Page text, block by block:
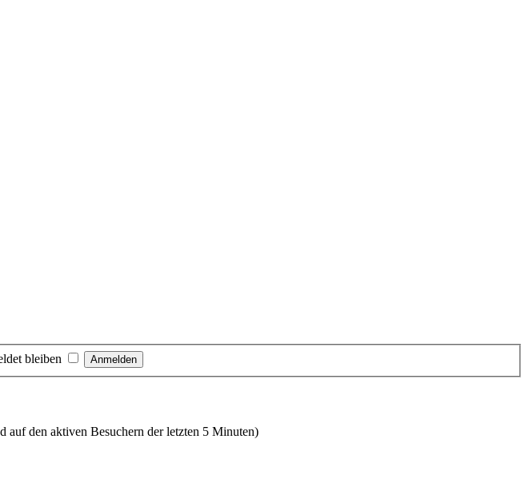
bleiben
auf den aktiven Besuchern der letzten 5 Minuten)